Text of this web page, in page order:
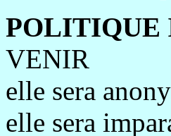
POLITIQUE
VENIR
elle sera
elle sera